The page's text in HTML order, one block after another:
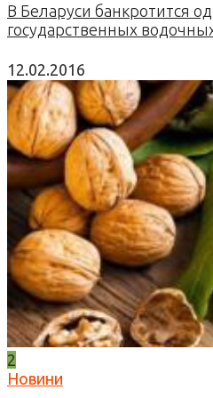
В Беларуси банкротится
государственных
12.02.2016
2
Новини